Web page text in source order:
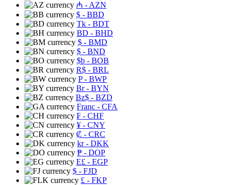
₼ - AZN
$ - BBD
Tk - BDT
BD - BHD
$ - BMD
$ - BND
$b - BOB
R$ - BRL
P- BWP
Br- BYN
Bz$ - BZD
Franc - CFA
₣ - CHF
¥ - CNY
₡ - CRC
kr- DKK
₱ - DOP
E£ - EGP
$ - FJD
£ - FKP